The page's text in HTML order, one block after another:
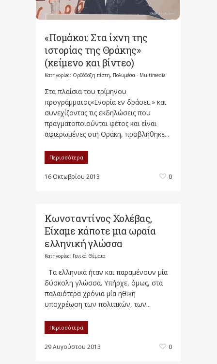
«Πομάκοι: Στα ίχνη της
ιστορίας της Θράκης»
(κείμενο και βίντεο)
Κατηγορίες: Ορθόδοξη πίστη, Πολυμέσα - Multimedia
Στα πλαίσια του τρίμηνου
προγράμματος«Ενορία εν δράσει..» και
συνεχίζοντας τις εκδηλώσεις που
πραγματοποιούνται φέτος και είναι
αφιερωμένες στη Θράκη, προβλήθηκε...
Περισσότερα
16 Οκτωβρίου 2013 0
Κωνσταντίνος Χολέβας,
Είχαμε κάποτε μια ωραία
ελληνική γλώσσα
Κατηγορίες: Γενικά Θέματα
Τα ελληνικά ήταν και παραμένουν μία
δύσκολη γλώσσα. Υπήρχε, όμως, στα
παλαιότερα χρόνια μία ηθική
υποχρέωση των πολιτικών, των...
Περισσότερα
29 Αυγούστου 2013 0